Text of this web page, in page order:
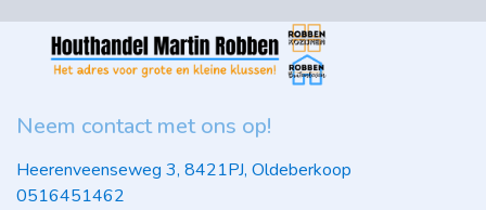
Neem contact met ons op!
Heerenveenseweg 3, 8421PJ, Oldeberkoop
0516451462